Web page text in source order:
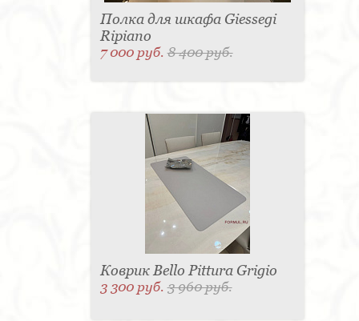
Полка для шкафа Giessegi
Ripiano
7 000 руб.8 400 руб.
Коврик Bello Pittura Grigio
3 300 руб.3 960 руб.